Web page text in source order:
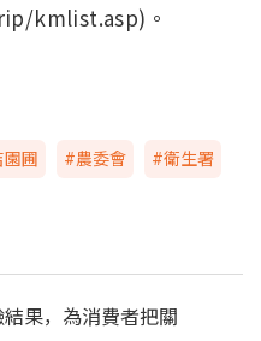
kmlist.asp)。
圃 #農委會 #衛生署
果，為消費者把關